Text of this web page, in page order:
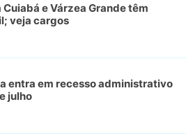
e Várzea Grande têm
veja cargos
entra em recesso administrativo
julho